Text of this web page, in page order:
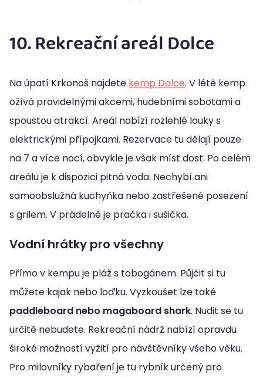
10. Rekreační areál Dolce
Na úpatí Krkonoš najdete kemp Dolce. V létě kemp
ožívá pravidelnými akcemi, hudebními sobotami a
spoustou atrakcí. Areál nabízí rozlehlé louky s
elektrickými přípojkami. Rezervace tu dělají pouze
na 7 a více nocí, obvykle je však míst dost. Po celém
areálu je k dispozici pitná voda. Nechybí ani
samoobslužná kuchyňka nebo zastřešené posezení
s grilem. V prádelně je pračka i sušička.
Vodní hrátky pro všechny
Přímo v kempu je pláž s tobogánem. Půjčit si tu
můžete kajak nebo loďku. Vyzkoušet lze také
paddleboard nebo magaboard shark. Nudit se tu
určitě nebudete. Rekreační nádrž nabízí opravdu
široké možností vyžití pro návštěvníky všeho věku.
Pro milovníky rybaření je tu rybník určený pro